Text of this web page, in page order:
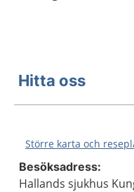
Hitta oss
Större karta och
Besöksadress:
Hallands sjukhus